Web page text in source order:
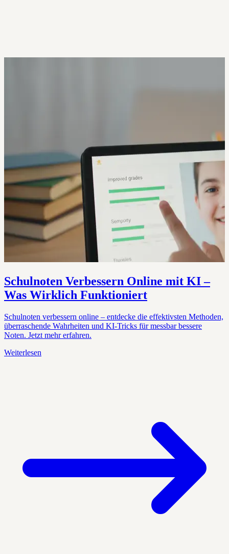
Schulnoten Verbessern Online mit KI –
Was Wirklich Funktioniert
Schulnoten verbessern online – entdecke die effektivsten Methoden,
überraschende Wahrheiten und KI-Tricks für messbar bessere
Noten. Jetzt mehr erfahren.
Weiterlesen